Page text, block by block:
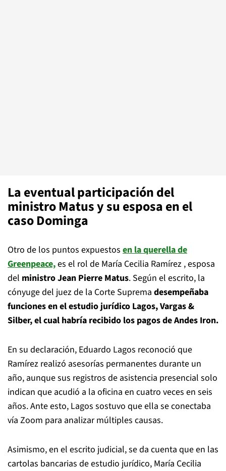
La eventual participación del
ministro Matus y su esposa en el
caso Dominga
Otro de los puntos expuestos en la querella de
Greenpeace,es el rol de María Cecilia Ramírez , esposa
del ministro Jean Pierre Matus. Según el escrito, la
cónyuge del juez de la Corte Suprema desempeñaba
funciones en el estudio jurídico Lagos, Vargas &
Silber, el cual habría recibido los pagos de Andes Iron.
En su declaración, Eduardo Lagos reconoció que
Ramírez realizó asesorías permanentes durante un
año, aunque sus registros de asistencia presencial solo
indican que acudió a la oficina en cuatro veces en seis
años. Ante esto, Lagos sostuvo que ella se conectaba
vía Zoom para analizar múltiples causas.
Asimismo, en el escrito judicial, se da cuenta que en las
cartolas bancarias de estudio jurídico, María Cecilia